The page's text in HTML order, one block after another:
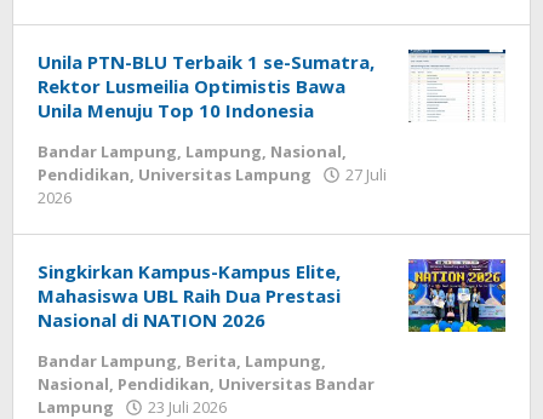
Unila PTN-BLU Terbaik 1 se-Sumatra,
Rektor Lusmeilia Optimistis Bawa
Unila Menuju Top 10 Indonesia
Bandar Lampung, Lampung, Nasional,
Pendidikan, Universitas Lampung
27 Juli
2026
Singkirkan Kampus-Kampus Elite,
Mahasiswa UBL Raih Dua Prestasi
Nasional di NATION 2026
Bandar Lampung, Berita, Lampung,
Nasional, Pendidikan, Universitas Bandar
Lampung
23 Juli 2026